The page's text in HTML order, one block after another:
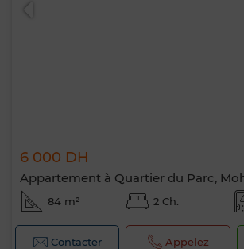
6 000 DH
Appartement à Quartier du Parc,
84 m² 2 Ch.
Contacter Appelez